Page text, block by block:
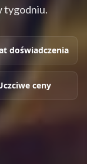
tygodniu.
doświadczenia
ceny